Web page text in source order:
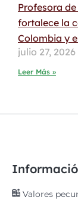
Profesora
fortalece la
Colombia y
julio 27, 2026
Leer Más »
Valores